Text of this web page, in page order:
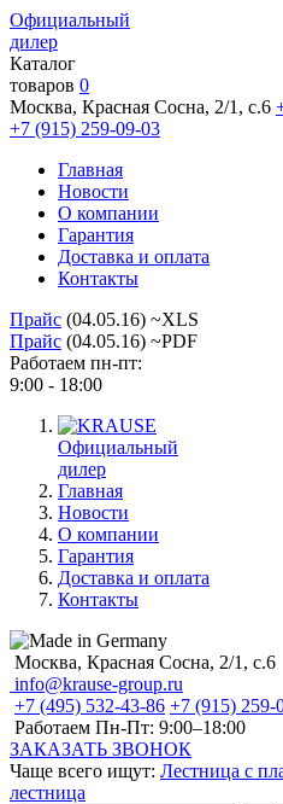
Официальный
дилер
Каталог
товаров 0
Москва, Красная Сосна, 2/1, с.6
+7 (915) 259-09-03
Главная
Новости
О компании
Гарантия
Доставка и оплата
Контакты
Прайс (04.05.16) ~XLS
Прайс (04.05.16) ~PDF
Работаем пн-пт:
9:00 - 18:00
Официальный
дилер
Главная
Новости
О компании
Гарантия
Доставка и оплата
Контакты
Москва, Красная Сосна, 2/1, с.6
info@krause-group.ru
+7 (495) 532-43-86 +7 (915) 259-
Работаем Пн-Пт: 9:00–18:00
ЗАКАЗАТЬ ЗВОНОК
Чаще всего ищут: Лестница с
лестница